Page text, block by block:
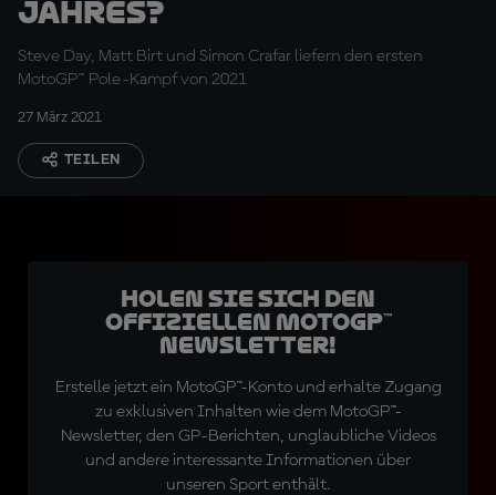
Jahres?
Steve Day, Matt Birt und Simon Crafar liefern den ersten
MotoGP™ Pole-Kampf von 2021
27 März 2021
TEILEN
Holen Sie sich den
offiziellen MotoGP™
Newsletter!
Erstelle jetzt ein MotoGP™-Konto und erhalte Zugang
zu exklusiven Inhalten wie dem MotoGP™-
Newsletter, den GP-Berichten, unglaubliche Videos
und andere interessante Informationen über
unseren Sport enthält.